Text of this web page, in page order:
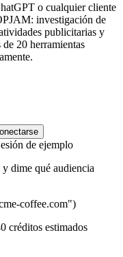
o cualquier cliente
investigación de
publicitarias y
20 herramientas
de ejemplo
dime qué audiencia
coffee.com")
créditos estimados